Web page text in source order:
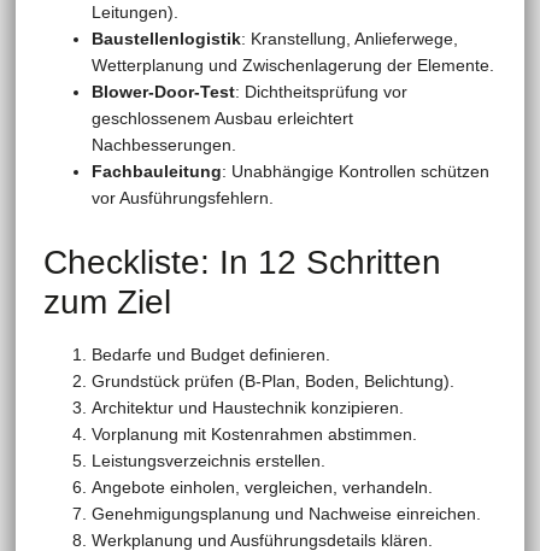
Leitungen).
Baustellenlogistik: Kranstellung, Anlieferwege,
Wetterplanung und Zwischenlagerung der Elemente.
Blower-Door-Test: Dichtheitsprüfung vor
geschlossenem Ausbau erleichtert
Nachbesserungen.
Fachbauleitung: Unabhängige Kontrollen schützen
vor Ausführungsfehlern.
Checkliste: In 12 Schritten
zum Ziel
Bedarfe und Budget definieren.
Grundstück prüfen (B-Plan, Boden, Belichtung).
Architektur und Haustechnik konzipieren.
Vorplanung mit Kostenrahmen abstimmen.
Leistungsverzeichnis erstellen.
Angebote einholen, vergleichen, verhandeln.
Genehmigungsplanung und Nachweise einreichen.
Werkplanung und Ausführungsdetails klären.